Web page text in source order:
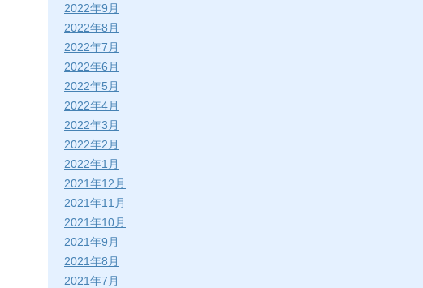
2022年9月
2022年8月
2022年7月
2022年6月
2022年5月
2022年4月
2022年3月
2022年2月
2022年1月
2021年12月
2021年11月
2021年10月
2021年9月
2021年8月
2021年7月